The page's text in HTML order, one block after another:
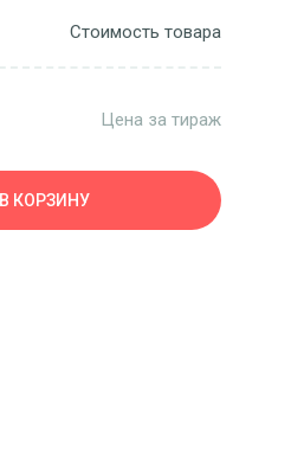
Стоимость товара
Цена за тираж
В КОРЗИНУ